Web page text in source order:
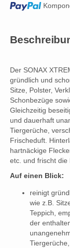
Loading...
Der SONAX
gründlich und
Sitze, Polster,
Schonbezüge
Gleichzeitig
und dauerhaft
Tiergerüche,
Frischeduft.
hartnäckige
etc. und frischt die
Auf einen Blick:
reinigt
wie z.B.
Teppich,
der